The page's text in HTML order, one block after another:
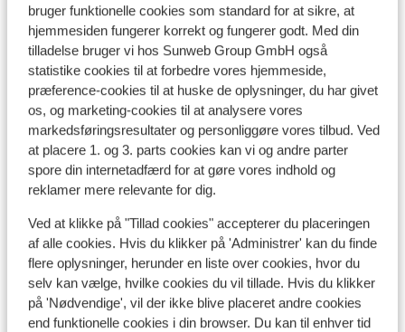
bruger funktionelle cookies som standard for at sikre, at
hjemmesiden fungerer korrekt og fungerer godt. Med din
tilladelse bruger vi hos Sunweb Group GmbH også
statistike cookies til at forbedre vores hjemmeside,
præference-cookies til at huske de oplysninger, du har givet
os, og marketing-cookies til at analysere vores
markedsføringsresultater og personliggøre vores tilbud. Ved
at placere 1. og 3. parts cookies kan vi og andre parter
spore din internetadfærd for at gøre vores indhold og
reklamer mere relevante for dig.
Ved at klikke på "Tillad cookies" accepterer du placeringen
af alle cookies. Hvis du klikker på 'Administrer' kan du finde
flere oplysninger, herunder en liste over cookies, hvor du
selv kan vælge, hvilke cookies du vil tillade. Hvis du klikker
på 'Nødvendige', vil der ikke blive placeret andre cookies
end funktionelle cookies i din browser. Du kan til enhver tid
8.1 Fabelagtig
Résidence P&V Antarès -
særpris
Avoriaz Avoriaz Frankrig
Smuk udsigt
Pæne lejligheder
Lejligheder med plads til 7
Lør. 20. Mar. - Lør. 27. Mar.
Ingen forplejning 2person
Fra pris pr. person
4.018 kr.
Se